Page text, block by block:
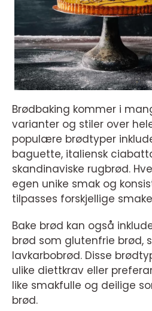
Brødbaking kommer i
varianter og stiler over
populære brødtyper
baguette, italiensk
skandinaviske rugbrød.
egen unike smak og
tilpasses forskjellige
Bake brød kan også
brød som glutenfrie brød,
lavkarbobrød. Disse
ulike diettkrav eller
like smakfulle og deilige
brød.